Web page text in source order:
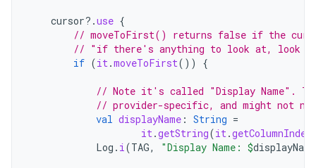
cursor?.use {
// moveToFirst() returns false if the
// "if there's anything to look at, look
if (it.moveToFirst()) {
// Note it's called "Display Name".
// provider-specific, and might not
val displayName : String =
it.getString(it.getColumnIndex
Log . i(TAG, "Display Name: $displayName